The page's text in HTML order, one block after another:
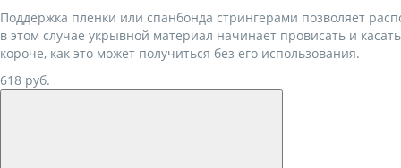
Поддержка пленки или спанбонда стрингерами позволяет
в этом случае укрывной материал начинает провисать и
короче, как это может получиться без его использования.
618 руб.